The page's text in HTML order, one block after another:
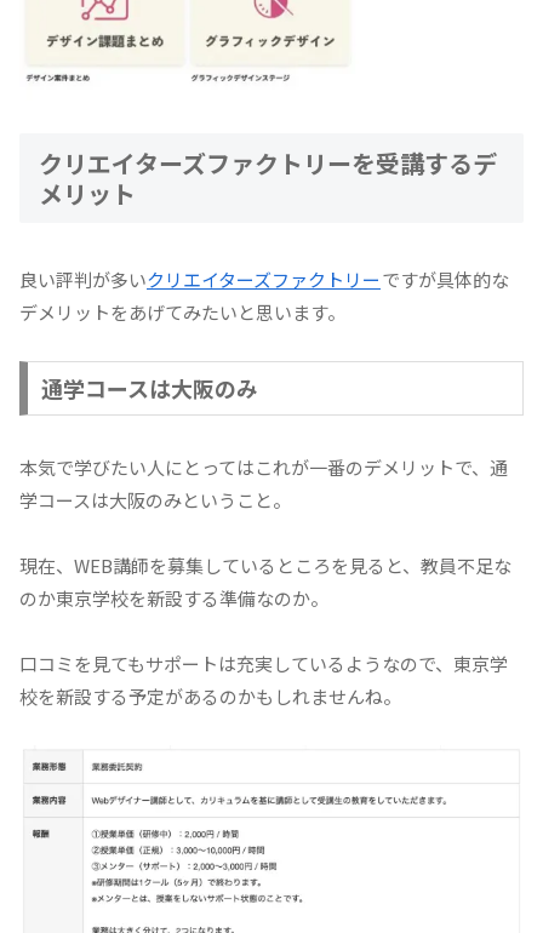
クリエイターズファクトリーを受講するデ
メリット
良い評判が多いクリエイターズファクトリーですが具体的な
デメリットをあげてみたいと思います。
通学コースは大阪のみ
本気で学びたい人にとってはこれが一番のデメリットで、通
学コースは大阪のみということ。
現在、WEB講師を募集しているところを見ると、教員不足な
のか東京学校を新設する準備なのか。
口コミを見てもサポートは充実しているようなので、東京学
校を新設する予定があるのかもしれませんね。